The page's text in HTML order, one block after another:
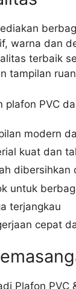
warna dan
terbaik
tampilan
plafon PVC
modern
kuat dan
dibersihkan
untuk
terjangkau
cepat
Plafon PVC